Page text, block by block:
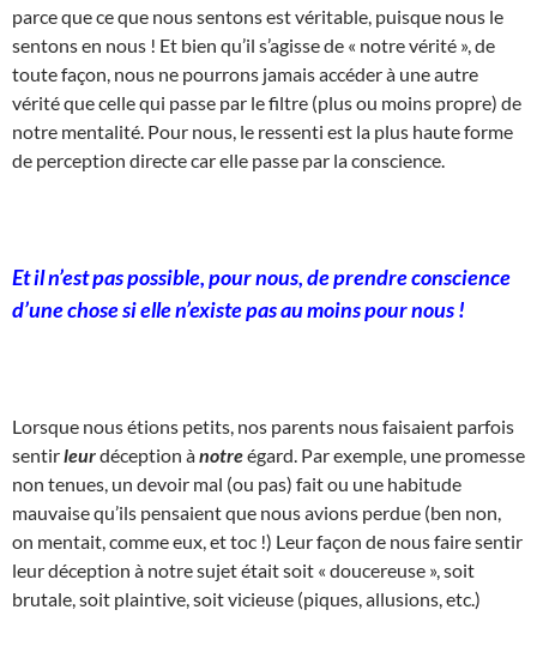
parce que ce que nous sentons est véritable, puisque nous le
sentons en nous ! Et bien qu’il s’agisse de « notre vérité », de
toute façon, nous ne pourrons jamais accéder à une autre
vérité que celle qui passe par le filtre (plus ou moins propre) de
notre mentalité. Pour nous, le ressenti est la plus haute forme
de perception directe car elle passe par la conscience.
Et il n’est pas possible, pour nous, de prendre conscience
d’une chose si elle n’existe pas au moins pour nous !
Lorsque nous étions petits, nos parents nous faisaient parfois
sentirleurdéception ànotreégard. Par exemple, une promesse
non tenues, un devoir mal (ou pas) fait ou une habitude
mauvaise qu’ils pensaient que nous avions perdue (ben non,
on mentait, comme eux, et toc !) Leur façon de nous faire sentir
leur déception à notre sujet était soit « doucereuse », soit
brutale, soit plaintive, soit vicieuse (piques, allusions, etc.)